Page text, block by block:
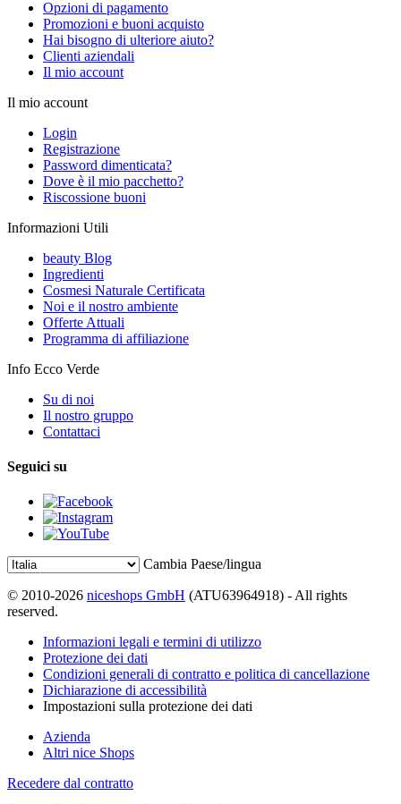
Opzioni di pagamento
Promozioni e buoni acquisto
Hai bisogno di ulteriore aiuto?
Clienti aziendali
Il mio account
Il mio account
Login
Registrazione
Password dimenticata?
Dove è il mio pacchetto?
Riscossione buoni
Informazioni Utili
beauty Blog
Ingredienti
Cosmesi Naturale Certificata
Noi e il nostro ambiente
Offerte Attuali
Programma di affiliazione
Info Ecco Verde
Su di noi
Il nostro gruppo
Contattaci
Seguici su
Cambia Paese/lingua
© 2010-2026 niceshops GmbH (ATU63964918) - All rights
reserved.
Informazioni legali e termini di utilizzo
Protezione dei dati
Condizioni generali di contratto e politica di cancellazione
Dichiarazione di accessibilità
Impostazioni sulla protezione dei dati
Azienda
Altri nice Shops
Recedere dal contratto